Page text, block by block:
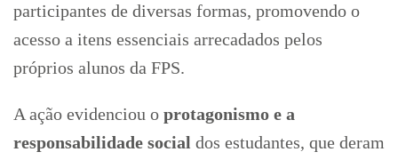
participantes de diversas formas, promovendo o
acesso a itens essenciais arrecadados pelos
próprios alunos da FPS.
A ação evidenciou o protagonismo e a
responsabilidade social dos estudantes, que deram